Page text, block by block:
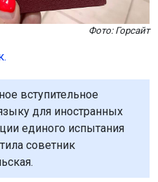
Фото: Горсайт
вступительное
для иностранных
единого испытания
советник